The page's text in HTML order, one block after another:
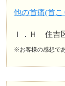
他の首痛(首
Ｉ．Ｈ 住
※お客様の感想で